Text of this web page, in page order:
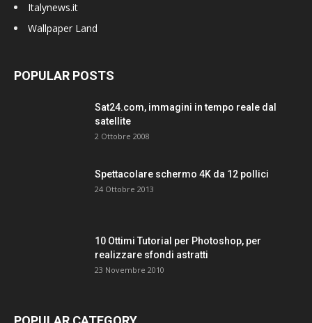
Italynews.it
Wallpaper Land
POPULAR POSTS
Sat24.com, immagini in tempo reale dal
satellite
2 Ottobre 2008
Spettacolare schermo 4K da 12 pollici
24 Ottobre 2013
10 Ottimi Tutorial per Photoshop, per
realizzare sfondi astratti
23 Novembre 2010